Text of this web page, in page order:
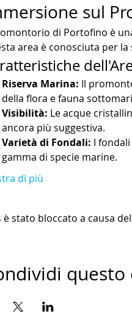
sul
di Portofino è
area è conosciuta per
Riserva Marina: Il
della flora e fauna
Visibilità: Le acque
ancora più suggestiva.
Varietà di Fondali: I
gamma di specie marine.
di più
è stato bloccato a causa
questo